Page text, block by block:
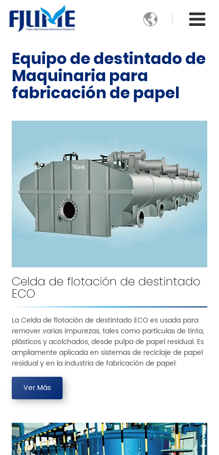

Equipo de destintado de
Maquinaria para
fabricación de papel
Celda de flotación de destintado
ECO
La Celda de flotación de destintado ECO es usada para
remover varias impurezas, tales como partículas de tinta,
plásticos y acolchados, desde pulpa de papel residual. Es
ampliamente aplicada en sistemas de reciclaje de papel
residual y en la industria de fabricación de papel.
Ver Más